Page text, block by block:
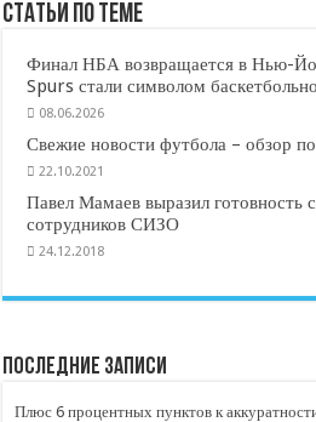
Статьи по Теме
Финал НБА возвращается в Нью-
Spurs стали символом
08.06.2026
Свежие новости футбола – обзор
22.10.2021
Павел Мамаев выразил готовность
сотрудников СИЗО
24.12.2018
Последние записи
Плюс 6 процентных пунктов к